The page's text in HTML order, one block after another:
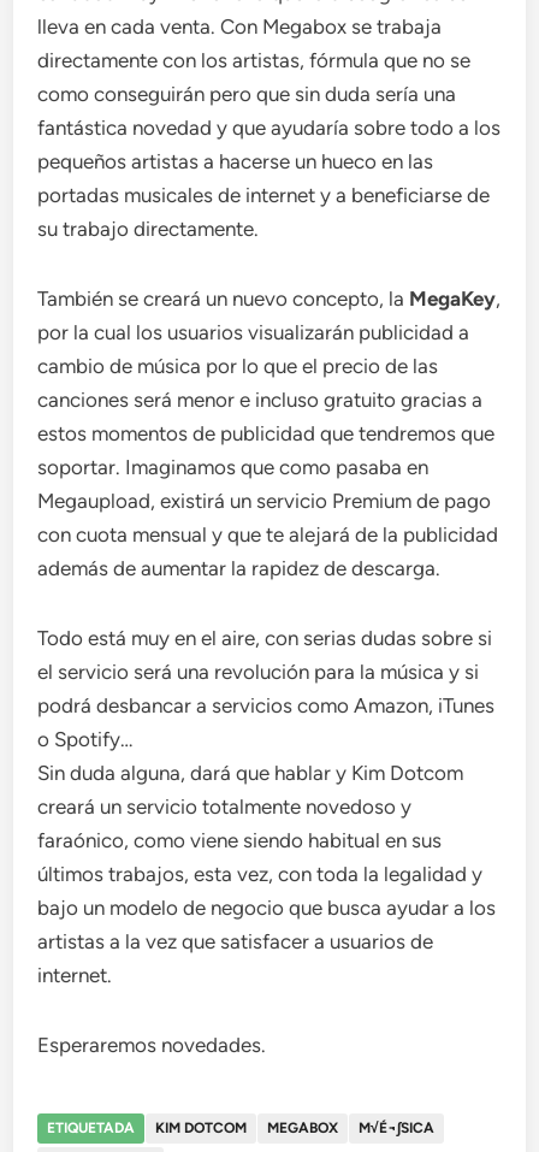
lleva en cada venta. Con Megabox se trabaja
directamente con los artistas, fórmula que no se
como conseguirán pero que sin duda sería una
fantástica novedad y que ayudaría sobre todo a los
pequeños artistas a hacerse un hueco en las
portadas musicales de internet y a beneficiarse de
su trabajo directamente.
También se creará un nuevo concepto, la MegaKey,
por la cual los usuarios visualizarán publicidad a
cambio de música por lo que el precio de las
canciones será menor e incluso gratuito gracias a
estos momentos de publicidad que tendremos que
soportar. Imaginamos que como pasaba en
Megaupload, existirá un servicio Premium de pago
con cuota mensual y que te alejará de la publicidad
además de aumentar la rapidez de descarga.
Todo está muy en el aire, con serias dudas sobre si
el servicio será una revolución para la música y si
podrá desbancar a servicios como Amazon, iTunes
o Spotify…
Sin duda alguna, dará que hablar y Kim Dotcom
creará un servicio totalmente novedoso y
faraónico, como viene siendo habitual en sus
últimos trabajos, esta vez, con toda la legalidad y
bajo un modelo de negocio que busca ayudar a los
artistas a la vez que satisfacer a usuarios de
internet.
Esperaremos novedades.
ETIQUETADA KIM DOTCOM MEGABOX
M√É¬∫SICA